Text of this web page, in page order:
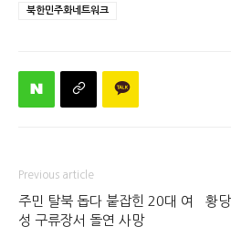
북한민주화네트워크
Previous article
주민 탈북 돕다 붙잡힌 20대 여
성 구류장서 돌연 사망
황